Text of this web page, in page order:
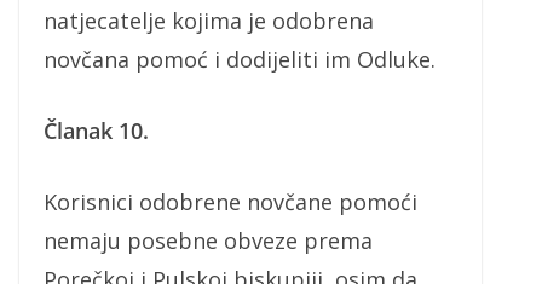
natjecatelje kojima je odobrena
novčana pomoć i dodijeliti im Odluke.
Članak 10.
Korisnici odobrene novčane pomoći
nemaju posebne obveze prema